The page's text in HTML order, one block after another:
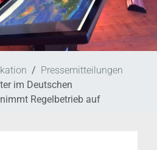
Pressemitteilungen
im Deutschen
Regelbetrieb auf